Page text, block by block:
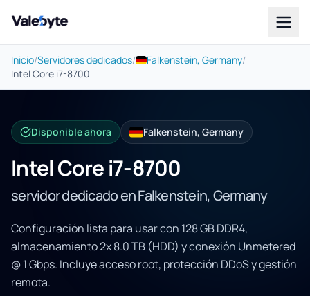
Valebyte
Inicio/Servidores dedicados/ Falkenstein, Germany/
Intel Core i7-8700
Disponible ahora Falkenstein, Germany
Intel Core i7-8700
servidor dedicado en Falkenstein, Germany
Configuración lista para usar con 128 GB DDR4,
almacenamiento 2x 8.0 TB (HDD) y conexión Unmetered
@ 1 Gbps. Incluye acceso root, protección DDoS y gestión
remota.